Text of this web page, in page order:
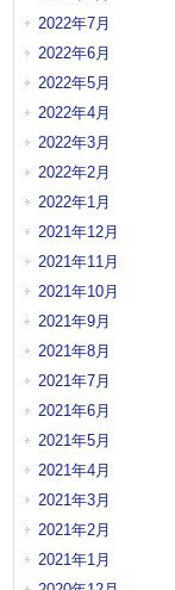
2022年7月
2022年6月
2022年5月
2022年4月
2022年3月
2022年2月
2022年1月
2021年12月
2021年11月
2021年10月
2021年9月
2021年8月
2021年7月
2021年6月
2021年5月
2021年4月
2021年3月
2021年2月
2021年1月